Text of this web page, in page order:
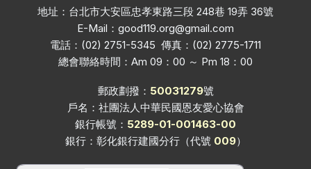
地址：台北市大安區忠孝東路三段 248巷 19弄 36號
E-Mail： good119.org@gmail.com
電話：(02) 2751-5345 傳真：(02) 2775-1711
總會聯絡時間：Am 09：00 ～ Pm 18：00
郵政劃撥： 50031279號
戶名：社團法人中華民國恩友愛心協會
銀行帳號： 5289-01-001463-00
銀行：彰化銀行建國分行（代號 009）